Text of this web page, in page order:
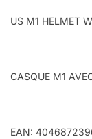
US M1 HELMET
CASQUE M1
EAN: